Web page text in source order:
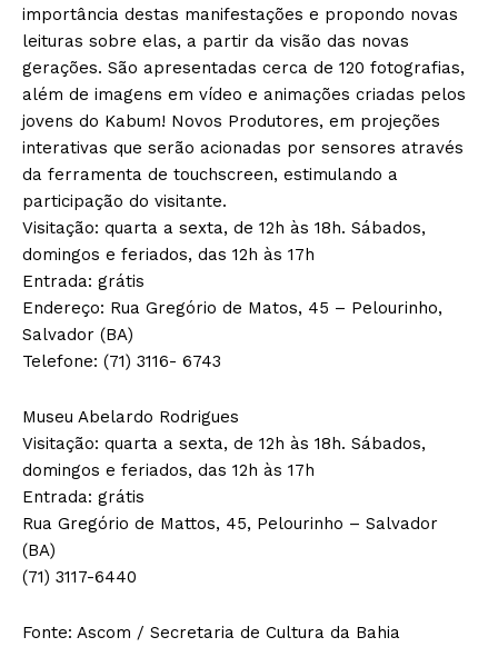
importância destas manifestações e propondo novas
leituras sobre elas, a partir da visão das novas
gerações. São apresentadas cerca de 120 fotografias,
além de imagens em vídeo e animações criadas pelos
jovens do Kabum! Novos Produtores, em projeções
interativas que serão acionadas por sensores através
da ferramenta de touchscreen, estimulando a
participação do visitante.
Visitação: quarta a sexta, de 12h às 18h. Sábados,
domingos e feriados, das 12h às 17h
Entrada: grátis
Endereço: Rua Gregório de Matos, 45 – Pelourinho,
Salvador (BA)
Telefone: (71) 3116- 6743
Museu Abelardo Rodrigues
Visitação: quarta a sexta, de 12h às 18h. Sábados,
domingos e feriados, das 12h às 17h
Entrada: grátis
Rua Gregório de Mattos, 45, Pelourinho – Salvador
(BA)
(71) 3117-6440
Fonte: Ascom / Secretaria de Cultura da Bahia